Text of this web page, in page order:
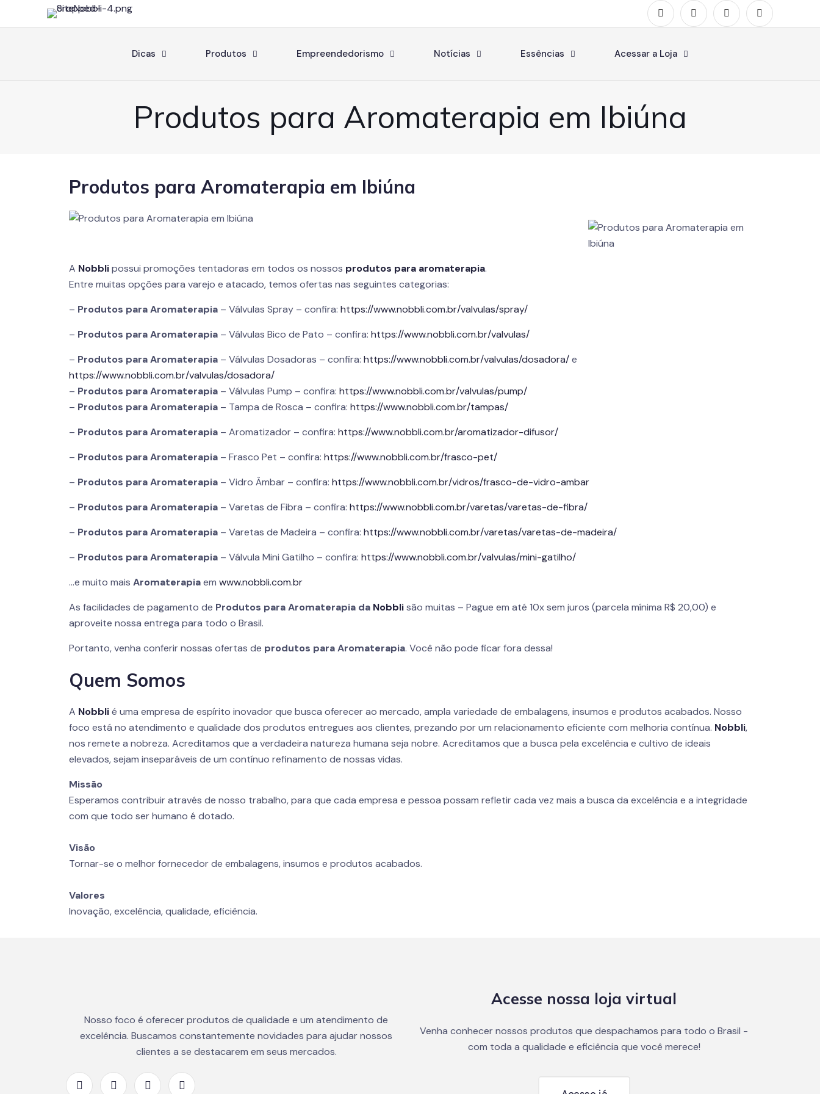
Dicas Produtos Empreendedorismo Notícias Essências Acessar a Loja
Produtos para Aromaterapia em Ibiúna
Produtos para Aromaterapia em Ibiúna
A Nobblipossui promoções tentadoras em todos os nossos produtos para aromaterapia.
Entre muitas opções para varejo e atacado, temos ofertas nas seguintes categorias:
– Produtos para Aromaterapia – Válvulas Spray – confira:https://www.nobbli.com.br/valvulas/spray/
– Produtos para Aromaterapia – Válvulas Bico de Pato – confira:https://www.nobbli.com.br/valvulas/
– Produtos para Aromaterapia – Válvulas Dosadoras – confira:https://www.nobbli.com.br/valvulas/dosadora/e
https://www.nobbli.com.br/valvulas/dosadora/
– Produtos para Aromaterapia – Válvulas Pump – confira:https://www.nobbli.com.br/valvulas/pump/
– Produtos para Aromaterapia – Tampa de Rosca – confira:https://www.nobbli.com.br/tampas/
– Produtos para Aromaterapia – Aromatizador – confira:https://www.nobbli.com.br/aromatizador-difusor/
– Produtos para Aromaterapia – Frasco Pet – confira:https://www.nobbli.com.br/frasco-pet/
– Produtos para Aromaterapia – Vidro Âmbar – confira:https://www.nobbli.com.br/vidros/frasco-de-vidro-ambar
– Produtos para Aromaterapia – Varetas de Fibra – confira:https://www.nobbli.com.br/varetas/varetas-de-fibra/
– Produtos para Aromaterapia – Varetas de Madeira – confira:https://www.nobbli.com.br/varetas/varetas-de-madeira/
– Produtos para Aromaterapia – Válvula Mini Gatilho – confira:https://www.nobbli.com.br/valvulas/mini-gatilho/
…e muito maisAromaterapiaemwww.nobbli.com.br
As facilidades de pagamento de Produtos para Aromaterapia da Nobblisão muitas – Pague em até 10x sem juros (parcela mínima R$ 20,00) e
aproveite nossa entrega para todo o Brasil.
Portanto, venha conferir nossas ofertas de produtos para Aromaterapia. Você não pode ficar fora dessa!
Quem Somos
A Nobblié uma empresa de espírito inovador que busca oferecer ao mercado, ampla variedade de embalagens, insumos e produtos acabados. Nosso
foco está no atendimento e qualidade dos produtos entregues aos clientes, prezando por um relacionamento eficiente com melhoria contínua. Nobbli,
nos remete a nobreza. Acreditamos que a verdadeira natureza humana seja nobre. Acreditamos que a busca pela excelência e cultivo de ideais
elevados, sejam inseparáveis de um contínuo refinamento de nossas vidas.
Missão
Esperamos contribuir através de nosso trabalho, para que cada empresa e pessoa possam refletir cada vez mais a busca da excelência e a integridade
com que todo ser humano é dotado.
Visão
Tornar-se o melhor fornecedor de embalagens, insumos e produtos acabados.
Valores
Inovação, excelência, qualidade, eficiência.
Nosso foco é oferecer produtos de qualidade e um atendimento de
excelência. Buscamos constantemente novidades para ajudar nossos
clientes a se destacarem em seus mercados.
Acesse nossa loja virtual
Venha conhecer nossos produtos que despachamos para todo o Brasil -
com toda a qualidade e eficiência que você merece!